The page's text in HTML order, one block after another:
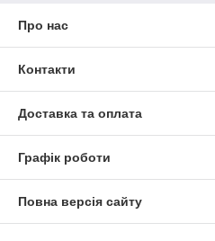
Про нас
Контакти
Доставка та оплата
Графік роботи
Повна версія сайту